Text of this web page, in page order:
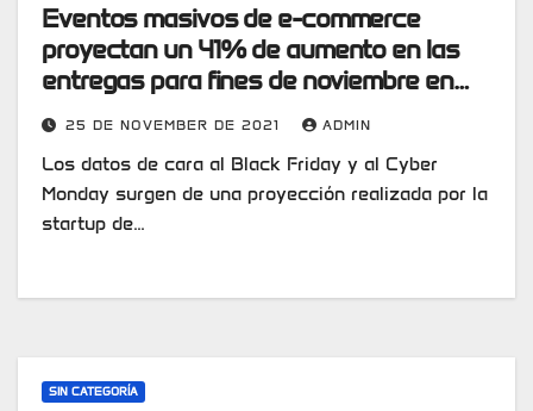
Eventos masivos de e-commerce
proyectan un 41% de aumento en las
entregas para fines de noviembre en
Colombia
25 DE NOVEMBER DE 2021 ADMIN
Los datos de cara al Black Friday y al Cyber
Monday surgen de una proyección realizada por la
startup de…
SIN CATEGORÍA